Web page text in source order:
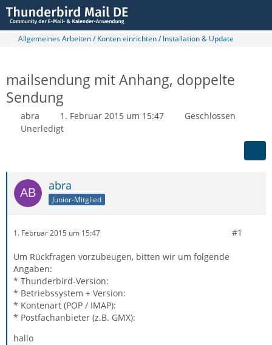
Allgemeines Arbeiten / Konten einrichten / Installation & Update
mailsendung mit Anhang, doppelte
Sendung
abra 1. Februar 2015 um 15:47
Geschlossen
Unerledigt
abra
Junior-Mitglied
1. Februar 2015 um 15:47 #1
Um Rückfragen vorzubeugen, bitten wir um folgende
Angaben:
* Thunderbird-Version:
* Betriebssystem + Version:
* Kontenart (POP / IMAP):
* Postfachanbieter (z.B. GMX):
hallo